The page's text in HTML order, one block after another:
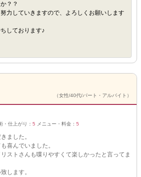
？？
力していきますので、よろしくお願いします
しております♪
（女性/40代/パート・アルバイト）
・仕上がり： 5 メニュー・料金： 5
ました。
喜んでいました。
ストさんも喋りやすくて楽しかったと言ってま
します。